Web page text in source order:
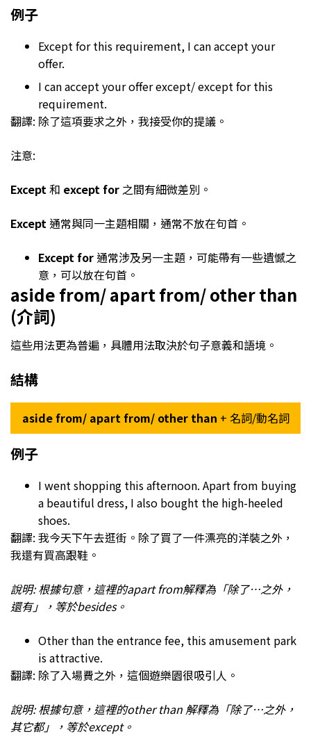
例子
Except for this requirement, I can accept your
offer.
I can accept your offer except/ except for this
requirement.
翻譯: 除了這項要求之外，我接受你的提議。
注意:
Except和 except for 之間有細微差別。
Except 通常與同一主題相關，通常不放在句首。
Except for 通常涉及另一主題，可能帶有一些遺憾之
意，可以放在句首。
aside from/ apart from/ other than
(介詞)
這些用法更為普遍，具體用法取決於句子意義和語境。
結構
aside from/ apart from/ other than + 名詞/動名詞
例子
I went shopping this afternoon. Apart from buying
a beautiful dress, I also bought the high-heeled
shoes.
翻譯: 我今天下午去逛街。除了買了一件漂亮的洋裝之外，
我還有買高跟鞋。
說明: 根據句意，這裡的apart from解釋為「除了…之外，
還有」，等於besides。
Other than the entrance fee, this amusement park
is attractive.
翻譯: 除了入場費之外，這個遊樂園很吸引人。
說明: 根據句意，這裡的other than 解釋為「除了…之外，
其它都」，等於except。